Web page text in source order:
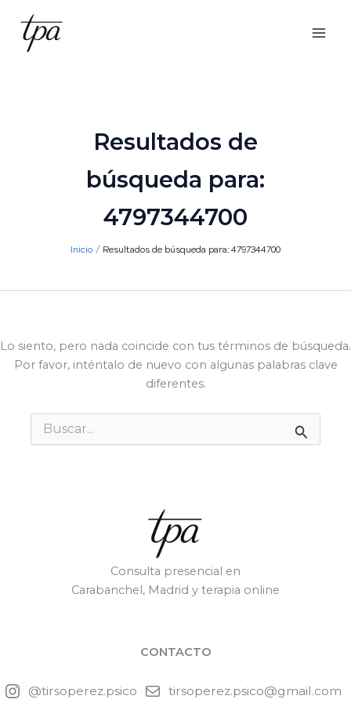
contenido
Resultados de
búsqueda para:
4797344700
Inicio Resultados de búsqueda para: 4797344700
Lo siento, pero nada coincide con tus términos de búsqueda.
Por favor, inténtalo de nuevo con algunas palabras clave
diferentes.
Buscar
por:
Consulta presencial en
Carabanchel, Madrid y terapia online
CONTACTO
@tirsoperez.psico tirsoperez.psico@gmail.com